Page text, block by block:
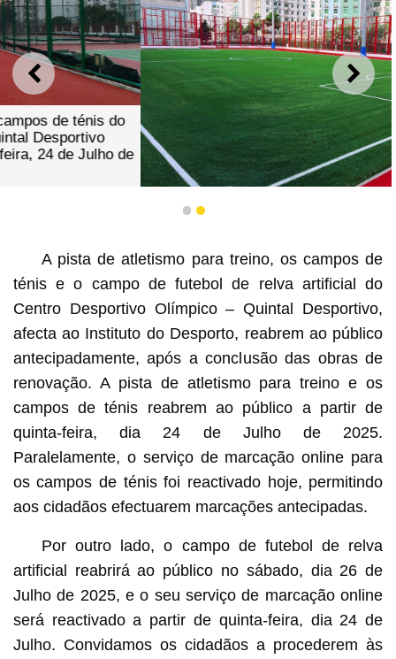
ANTERIOR
Desportivo Olímpico – Quintal Desportivo reabre ao
público a partir de quinta-feira, 26 de Julho de 2025.
1 2
A pista de atletismo para treino, os campos de
ténis e o campo de futebol de relva artificial do
Centro Desportivo Olímpico – Quintal Desportivo,
afecta ao Instituto do Desporto, reabrem ao público
antecipadamente, após a conclusão das obras de
renovação. A pista de atletismo para treino e os
campos de ténis reabrem ao público a partir de
quinta-feira, dia 24 de Julho de 2025.
Paralelamente, o serviço de marcação online para
os campos de ténis foi reactivado hoje, permitindo
aos cidadãos efectuarem marcações antecipadas.
Por outro lado, o campo de futebol de relva
artificial reabrirá ao público no sábado, dia 26 de
Julho de 2025, e o seu serviço de marcação online
será reactivado a partir de quinta-feira, dia 24 de
Julho. Convidamos os cidadãos a procederem às